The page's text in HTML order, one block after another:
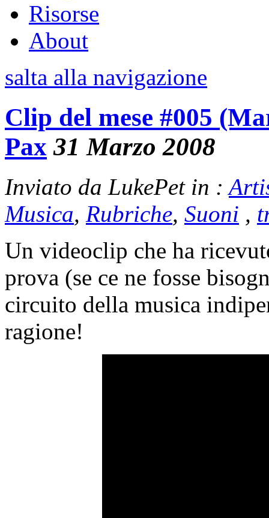
Risorse
About
salta alla navigazione
Clip del mese #005
Pax 31 Marzo 2008
Inviato da LukePet in :
Musica, Rubriche, Suoni ,
Un videoclip che ha
prova (se ce ne fosse
circuito della musica
ragione!